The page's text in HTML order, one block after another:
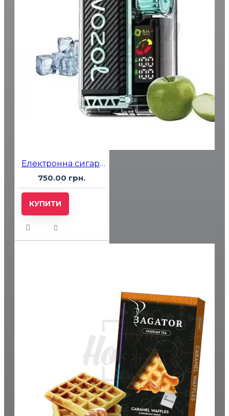
Електронна сигарета Vozol 20000 Sour Apple Ice (Кисле Яблуко Лід)
750.00 грн.
КУПИТИ